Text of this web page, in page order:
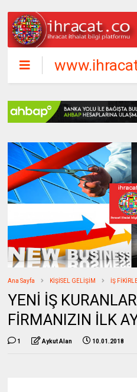
ihracat
bilgi
Ana Sayfa KİŞİSEL GELİŞİM İŞ
YENİ İŞ
FİRMANIZIN İLK
1 Aykut Alan 10.01.2018